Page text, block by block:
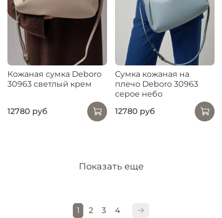
Кожаная сумка Deboro
30963 светлый крем
12780 руб
Сумка кожаная на
плечо Deboro 30963
серое небо
12780 руб
Показать еще
1 2 3 4